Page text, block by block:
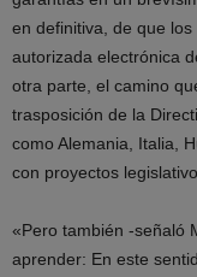
en definitiva, de que
autorizada electrónica
otra parte, el camino
trasposición de la
como Alemania, Italia,
con proyectos
«Pero también -señaló
aprender: En este